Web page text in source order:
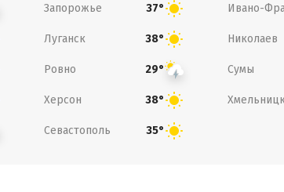
Запорожье 37° Ивано-
Луганск 38° Николаев
Ровно 29° Сумы
Херсон 38°
Севастополь 35°